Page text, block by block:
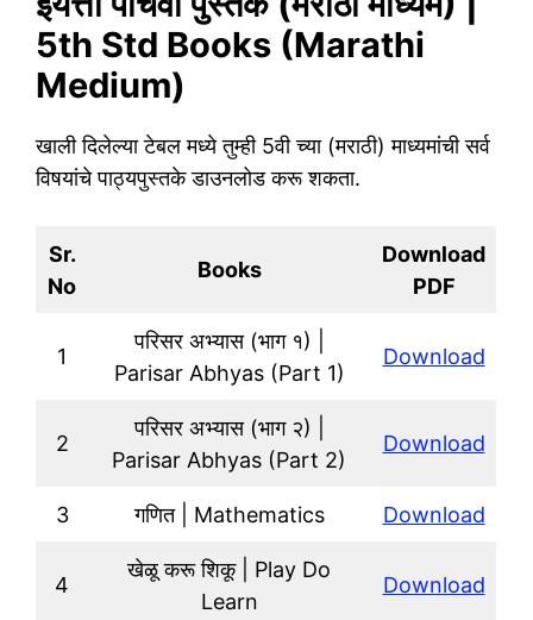
5th Std Books (Marathi
Medium)
खाली दिलेल्या टेबल मध्ये तुम्ही 5वी च्या (मराठी) माध्यमांची सर्व
विषयांचे पाठ्यपुस्तके डाउनलोड करू शकता.
Sr.
No
Books
Download
PDF
1
परिसर अभ्यास (भाग १) |
Parisar Abhyas (Part 1)
Download
2
परिसर अभ्यास (भाग २) |
Parisar Abhyas (Part 2)
Download
3 गणित | Mathematics Download
4
खेळू करू शिकू | Play Do
Learn
Download